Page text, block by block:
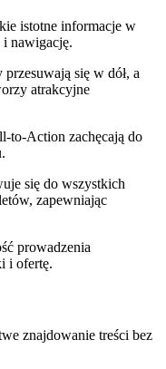
istotne informacje w
i nawigację.
się w dół, a
atrakcyjne
to-Action zachęcają do
się do wszystkich
zapewniając
prowadzenia
i ofertę.
znajdowanie treści bez